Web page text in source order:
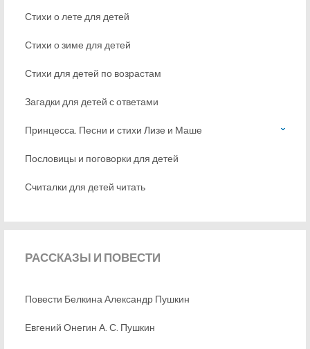
Стихи о лете для детей
Стихи о зиме для детей
Стихи для детей по возрастам
Загадки для детей с ответами
Принцесса. Песни и стихи Лизе и Маше
Пословицы и поговорки для детей
Считалки для детей читать
РАССКАЗЫ И ПОВЕСТИ
Повести Белкина Александр Пушкин
Евгений Онегин А. С. Пушкин